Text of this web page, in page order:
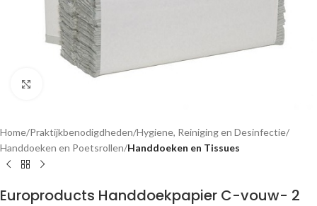
Home Praktijkbenodigdheden Hygiene, Reiniging en Desinfectie
Handdoeken en Poetsrollen Handdoeken en Tissues
Europroducts Handdoekpapier C-vouw- 2